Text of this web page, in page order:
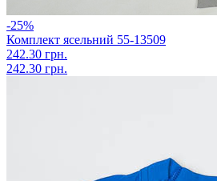
-25%
Комплект ясельний 55-13509
242.30 грн.
242.30 грн.